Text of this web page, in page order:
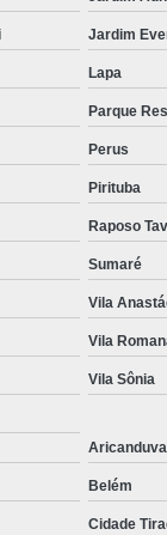
Jardim
Lapa
Parque
Perus
Pirituba
Raposo
Sumaré
Vila
Vila
Vila Sônia
Aricanduva
Belém
Cidade